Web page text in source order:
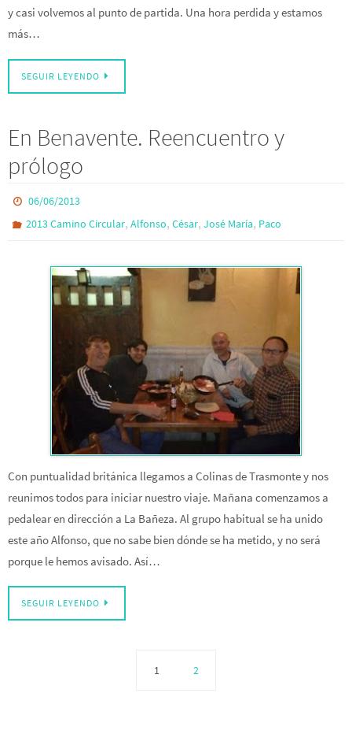
y casi volvemos al punto de partida. Una hora perdida y estamos
más…
SEGUIR LEYENDO
En Benavente. Reencuentro y
prólogo
06/06/2013
2013 Camino Circular,Alfonso,César,José María, Paco
Con puntualidad británica llegamos a Colinas de Trasmonte y nos
reunimos todos para iniciar nuestro viaje. Mañana comenzamos a
pedalear en dirección a La Bañeza. Al grupo habitual se ha unido
este año Alfonso, que no sabe bien dónde se ha metido, y no será
porque le hemos avisado. Así…
SEGUIR LEYENDO
1 2